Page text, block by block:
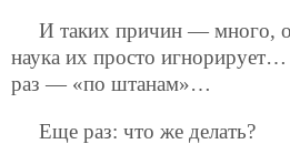
И таких причин — много,
наука их просто
раз — «по штанам»…
Еще раз: что же делать?